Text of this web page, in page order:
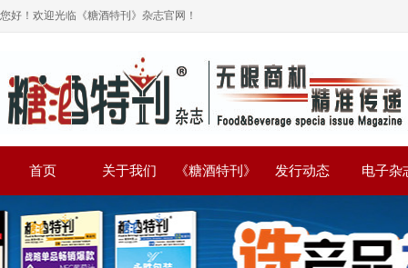
您好！欢迎光临《糖酒特刊》杂志官网！
首页 关于我们 《糖酒特刊》 发行动态 电子杂